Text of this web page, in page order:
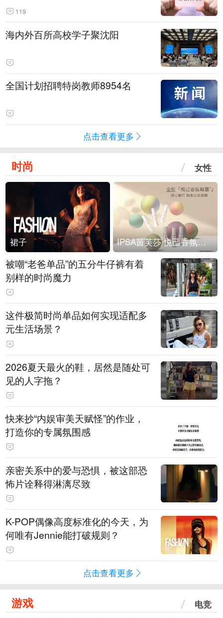
119
海内外百所高校学子聚沈阳
全国计划招聘特岗教师8954名
点击查看更多
时尚 女性
裙子 IPSA茵芙莎 悦己香氛凝露上市
被嘲“老爸单品”的五分牛仔裤有着
别样的时尚魔力
这件极简时尚单品如何实现适配多
元生活场景？
2026夏天最火的鞋，居然是随处可
见的人字拖？
快来抄“内娱审美天赋怪”的作业，
打造你的专属氛围感
亲密关系中的爱与恐惧，被这部恐
怖片诠释得淋漓尽致
K-POP偶像高度标准化的今天，为
何唯有Jennie能打破规则？
点击查看更多
游戏 电竞